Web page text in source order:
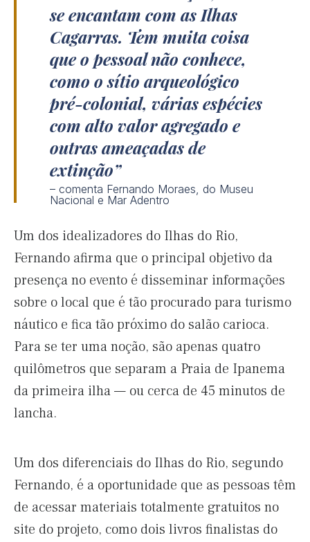
se encantam com as Ilhas
Cagarras. Tem muita coisa
que o pessoal não conhece,
como o sítio arqueológico
pré-colonial, várias espécies
com alto valor agregado e
outras ameaçadas de
extinção
– comenta Fernando Moraes, do Museu
Nacional e Mar Adentro
Um dos idealizadores do Ilhas do Rio,
Fernando afirma que o principal objetivo da
presença no evento é disseminar informações
sobre o local que é tão procurado para turismo
náutico e fica tão próximo do salão carioca.
Para se ter uma noção, são apenas quatro
quilômetros que separam a Praia de Ipanema
da primeira ilha — ou cerca de 45 minutos de
lancha.
Um dos diferenciais do Ilhas do Rio, segundo
Fernando, é a oportunidade que as pessoas têm
de acessar materiais totalmente gratuitos no
site do projeto, como dois livros finalistas do